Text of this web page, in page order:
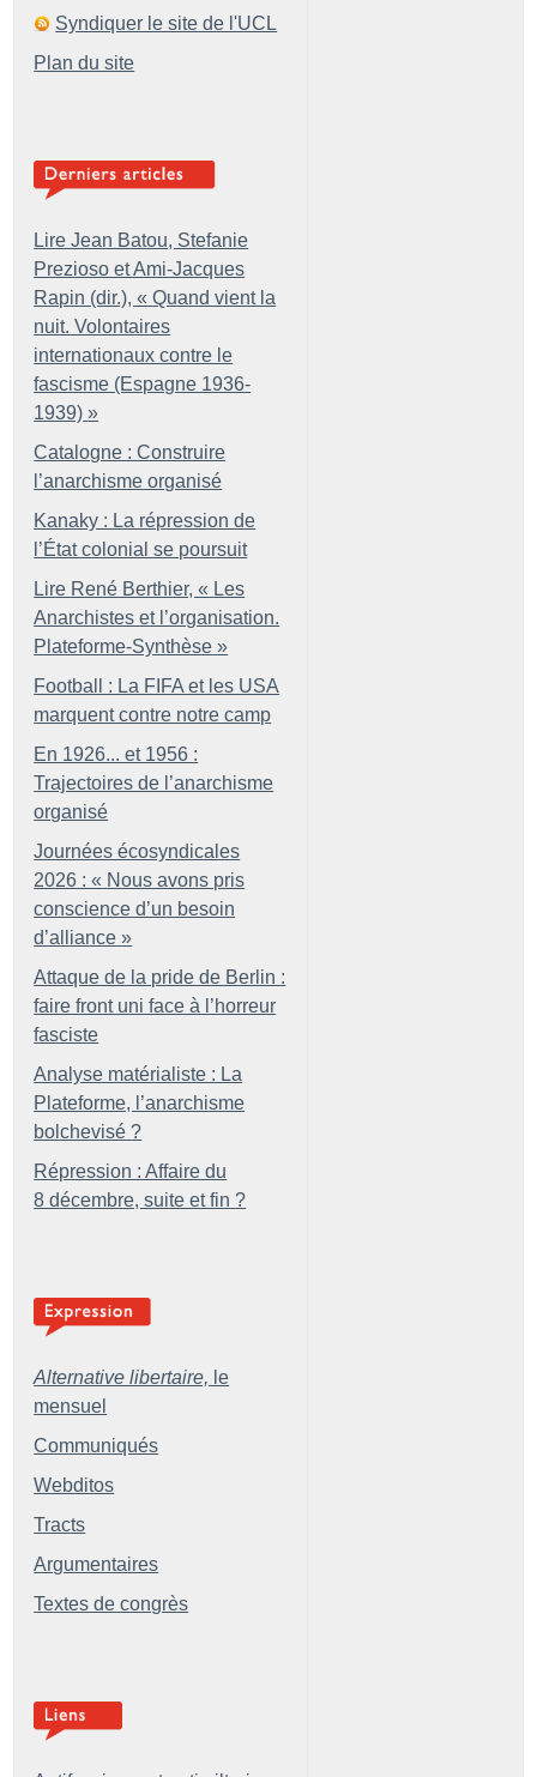
Syndiquer le site de l'UCL
Plan du site
Lire Jean Batou, Stefanie
Prezioso et Ami-Jacques
Rapin (dir.), « Quand vient la
nuit. Volontaires
internationaux contre le
fascisme (Espagne 1936-
1939) »
Catalogne : Construire
l’anarchisme organisé
Kanaky : La répression de
l’État colonial se poursuit
Lire René Berthier, « Les
Anarchistes et l’organisation.
Plateforme-Synthèse »
Football : La FIFA et les USA
marquent contre notre camp
En 1926... et 1956 :
Trajectoires de l’anarchisme
organisé
Journées écosyndicales
2026 : « Nous avons pris
conscience d’un besoin
d’alliance »
Attaque de la pride de Berlin :
faire front uni face à l’horreur
fasciste
Analyse matérialiste : La
Plateforme, l’anarchisme
bolchevisé ?
Répression : Affaire du
8 décembre, suite et fin ?
Alternative libertaire, le
mensuel
Communiqués
Webditos
Tracts
Argumentaires
Textes de congrès